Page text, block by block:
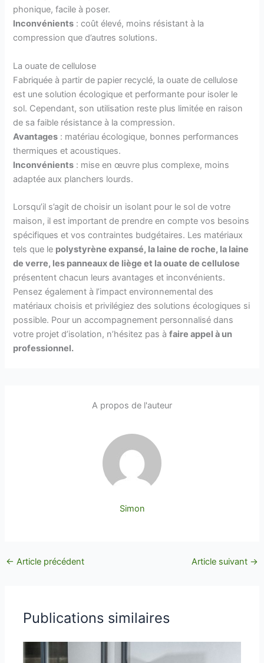
phonique, facile à poser.
Inconvénients : coût élevé, moins résistant à la
compression que d’autres solutions.
La ouate de cellulose
Fabriquée à partir de papier recyclé, la ouate de cellulose
est une solution écologique et performante pour isoler le
sol. Cependant, son utilisation reste plus limitée en raison
de sa faible résistance à la compression.
Avantages : matériau écologique, bonnes performances
thermiques et acoustiques.
Inconvénients : mise en œuvre plus complexe, moins
adaptée aux planchers lourds.
Lorsqu’il s’agit de choisir un isolant pour le sol de votre
maison, il est important de prendre en compte vos besoins
spécifiques et vos contraintes budgétaires. Les matériaux
tels que le polystyrène expansé, la laine de roche, la laine
de verre, les panneaux de liège et la ouate de cellulose
présentent chacun leurs avantages et inconvénients.
Pensez également à l’impact environnemental des
matériaux choisis et privilégiez des solutions écologiques si
possible. Pour un accompagnement personnalisé dans
votre projet d’isolation, n’hésitez pas àfaire appel à un
professionnel.
A propos de l'auteur
Simon
← Article précédent Article suivant →
Publications similaires